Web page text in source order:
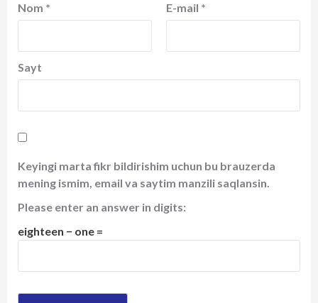
Nom * E-mail *
Sayt
Keyingi marta fikr bildirishim uchun bu brauzerda
mening ismim, email va saytim manzili saqlansin.
Please enter an answer in digits:
eighteen − one =